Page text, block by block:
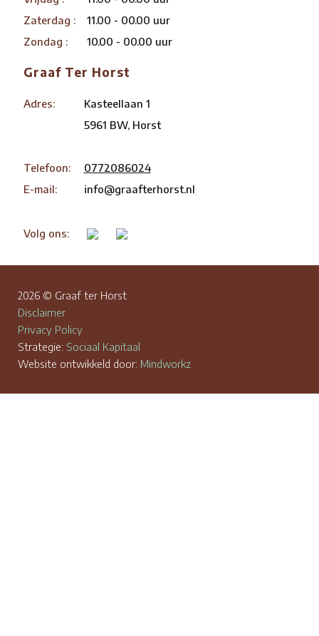
Zaterdag :
11.00 - 00.00 uur
Zondag :
10.00 - 00.00 uur
Graaf Ter Horst
Adres:
Kasteellaan 1
5961 BW, Horst
Telefoon:
0772086024
E-mail:
info@graafterhorst.nl
Volg ons:
2026 © Graaf ter Horst
Disclaimer
Privacy Policy
Strategie: Sociaal Kapitaal
Website ontwikkeld door: Mindworkz